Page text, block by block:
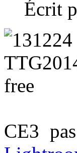
Écrit
CE3